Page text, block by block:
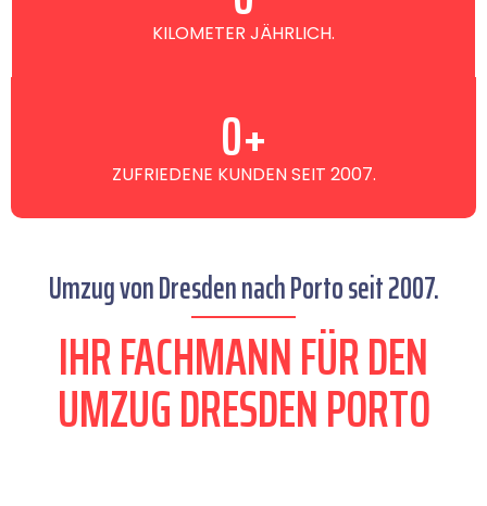
KILOMETER JÄHRLICH.
ZUFRIEDENE KUNDEN SEIT 2007.
0+
Umzug von Dresden nach Porto seit 2007.
IHR FACHMANN FÜR DEN
UMZUG DRESDEN PORTO